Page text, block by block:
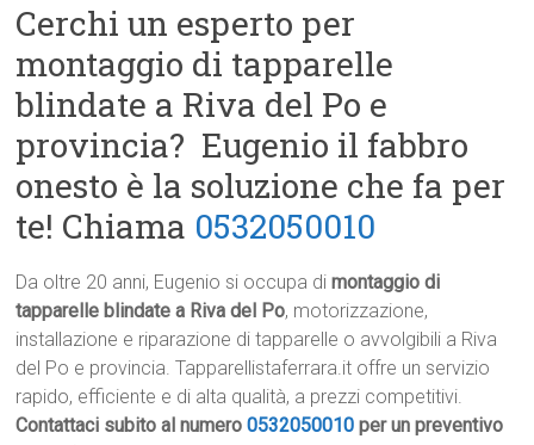
Cerchi un esperto per
montaggio di tapparelle
blindate a Riva del Po e
provincia? Eugenio il fabbro
onesto è la soluzione che fa per
te! Chiama 0532050010
Da oltre 20 anni, Eugenio si occupa dimontaggio di
tapparelle blindate a Riva del Po, motorizzazione,
installazione e riparazione di tapparelle o avvolgibili a Riva
del Po e provincia. Tapparellistaferrara.it offre un servizio
rapido, efficiente e di alta qualità, a prezzi competitivi.
Contattaci subito al numero0532050010 per un preventivo